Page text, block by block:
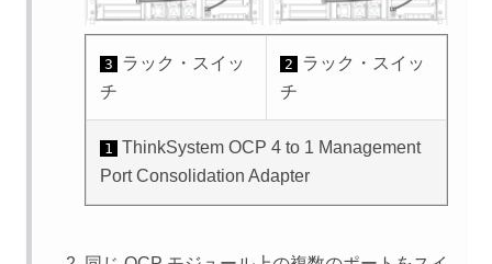
3
ラック・スイッ
チ
2
ラック・スイッ
チ
1
ThinkSystem OCP 4 to 1 Management
Port Consolidation Adapter